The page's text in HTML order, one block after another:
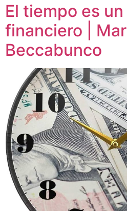
El tiempo es
financiero |
Beccabunco